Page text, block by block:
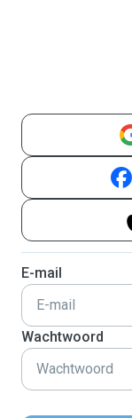
E-mail
Wachtwoord